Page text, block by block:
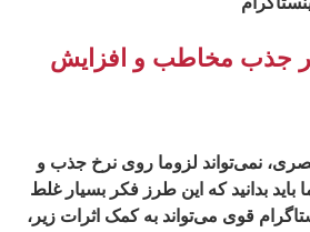
جذب مخاطب و افزایش
نمی‌تواند لزوما روی نرخ جذب و
بدانید که این طرز فکر بسیار غلط
قوی می‌تواند به کمک اثرات زیر،